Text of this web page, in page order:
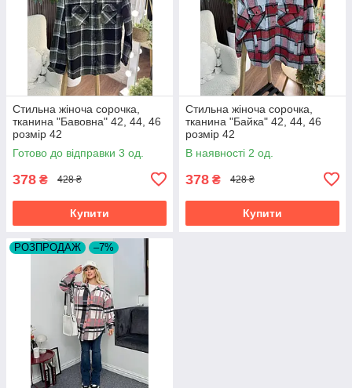
Стильна жіноча сорочка,
тканина "Бавовна" 42, 44, 46
розмір 42
Готово до відправки 3 од.
378 ₴ 428 ₴
Купити
Стильна жіноча сорочка,
тканина "Байка" 42, 44, 46
розмір 42
В наявності 2 од.
378 ₴ 428 ₴
Купити
РОЗПРОДАЖ –7%